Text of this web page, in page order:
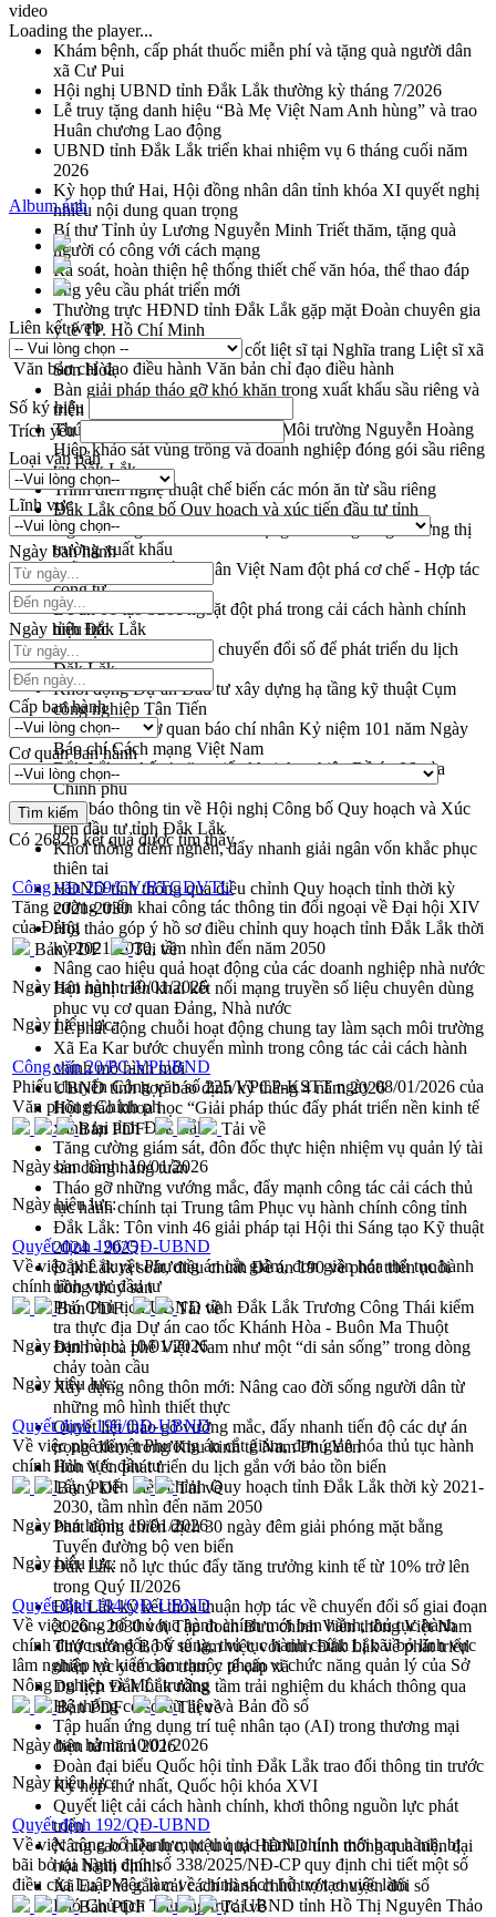
video
Loading the player...
Khám bệnh, cấp phát thuốc miễn phí và tặng quà người dân
xã Cư Pui
Hội nghị UBND tỉnh Đắk Lắk thường kỳ tháng 7/2026
Lễ truy tặng danh hiệu “Bà Mẹ Việt Nam Anh hùng” và trao
Huân chương Lao động
UBND tỉnh Đắk Lắk triển khai nhiệm vụ 6 tháng cuối năm
2026
Kỳ họp thứ Hai, Hội đồng nhân dân tỉnh khóa XI quyết nghị
nhiều nội dung quan trọng
Bí thư Tỉnh ủy Lương Nguyễn Minh Triết thăm, tặng quà
người có công với cách mạng
Rà soát, hoàn thiện hệ thống thiết chế văn hóa, thể thao đáp
ứng yêu cầu phát triển mới
Thường trực HĐND tỉnh Đắk Lắk gặp mặt Đoàn chuyên gia
y tế TP. Hồ Chí Minh
Lễ truy điệu và an táng hài cốt liệt sĩ tại Nghĩa trang Liệt sĩ xã
Sơn Hòa
Bàn giải pháp tháo gỡ khó khăn trong xuất khẩu sầu riêng và
triển khai quy định EUDR
Thứ trưởng Bộ Nông nghiệp và Môi trường Nguyễn Hoàng
Hiệp khảo sát vùng trồng và doanh nghiệp đóng gói sầu riêng
tại Đắk Lắk
Trình diễn nghệ thuật chế biến các món ăn từ sầu riêng
Đắk Lắk công bố Quy hoạch và xúc tiến đầu tư tỉnh
Ngành cá ngừ Đắk Lắk chủ động thích ứng để giữ vững thị
trường xuất khẩu
Diễn đàn Kinh tế tư nhân Việt Nam đột phá cơ chế - Hợp tác
công tư
Đề án 06 tạo bước ngoặt đột phá trong cải cách hành chính
tỉnh Đắk Lắk
Kết nối tour, đẩy mạnh chuyển đổi số để phát triển du lịch
Đắk Lắk
Khởi động Dự án Đầu tư xây dựng hạ tầng kỹ thuật Cụm
công nghiệp Tân Tiến
Gặp mặt các cơ quan báo chí nhân Kỷ niệm 101 năm Ngày
Báo chí Cách mạng Việt Nam
Đắk Lắk sơ kết 4 năm triển khai thực hiện Đề án 06 của
Chính phủ
Họp báo thông tin về Hội nghị Công bố Quy hoạch và Xúc
tiến đầu tư tỉnh Đắk Lắk
Khơi thông điểm nghẽn, đẩy nhanh giải ngân vốn khắc phục
thiên tai
HĐND tỉnh thông qua điều chỉnh Quy hoạch tỉnh thời kỳ
2021-2030
Hội thảo góp ý hồ sơ điều chỉnh quy hoạch tỉnh Đắk Lắk thời
kỳ 2021-2030, tầm nhìn đến năm 2050
Nâng cao hiệu quả hoạt động của các doanh nghiệp nhà nước
Hội nghị triển khai kết nối mạng truyền số liệu chuyên dùng
phục vụ cơ quan Đảng, Nhà nước
Lễ phát động chuỗi hoạt động chung tay làm sạch môi trường
Xã Ea Kar bước chuyển mình trong công tác cải cách hành
chính mô hình mới
UBND tỉnh họp báo định kỳ tháng 4 năm 2026
Hội thảo khoa học “Giải pháp thúc đẩy phát triển nền kinh tế
xanh tại tỉnh Đắk Lắk”
Tăng cường giám sát, đôn đốc thực hiện nhiệm vụ quản lý tài
sản công hàng tuần
Tháo gỡ những vướng mắc, đẩy mạnh công tác cải cách thủ
tục hành chính tại Trung tâm Phục vụ hành chính công tỉnh
Đắk Lắk: Tôn vinh 46 giải pháp tại Hội thi Sáng tạo Kỹ thuật
2024 - 2025
Đắk Lắk rà soát, điều chỉnh Đề án 190 về phát triển nuôi
trồng thủy sản
Phó Chủ tịch UBND tỉnh Đắk Lắk Trương Công Thái kiểm
tra thực địa Dự án cao tốc Khánh Hòa - Buôn Ma Thuột
Định vị cà phê Việt Nam như một “di sản sống” trong dòng
chảy toàn cầu
Xây dựng nông thôn mới: Nâng cao đời sống người dân từ
những mô hình thiết thực
Quyết liệt tháo gỡ vướng mắc, đẩy nhanh tiến độ các dự án
trọng điểm trong Khu kinh tế Nam Phú Yên
Hòn Yến phát triển du lịch gắn với bảo tồn biển
Lấy ý kiến điều chỉnh Quy hoạch tỉnh Đắk Lắk thời kỳ 2021-
2030, tầm nhìn đến năm 2050
Phát động chiến dịch 30 ngày đêm giải phóng mặt bằng
Tuyến đường bộ ven biển
Đắk Lắk nỗ lực thúc đẩy tăng trưởng kinh tế từ 10% trở lên
trong Quý II/2026
Đắk Lắk ký kết thỏa thuận hợp tác về chuyển đổi số giai đoạn
2026 – 2030 với Tập đoàn Bưu chính Viễn thông Việt Nam
Thứ trưởng Bộ Y tế làm việc với tỉnh Đắk Lắk về phát triển
nhân lực y tế cho trạm y tế cấp xã
Du lịch Đắk Lắk nâng tầm trải nghiệm du khách thông qua
Hệ thống cơ sở dữ liệu và Bản đồ số
Tập huấn ứng dụng trí tuệ nhân tạo (AI) trong thương mại
điện tử năm 2026
Đoàn đại biểu Quốc hội tỉnh Đắk Lắk trao đổi thông tin trước
Kỳ họp thứ nhất, Quốc hội khóa XVI
Quyết liệt cải cách hành chính, khơi thông nguồn lực phát
triển
Nâng cao hiệu lực, hiệu quả HĐND tỉnh thông qua hiện đại
hóa hành chính
Xã Ea Phê gắn cải cách hành chính với chuyển đổi số
Phó Chủ tịch Thường trực UBND tỉnh Hồ Thị Nguyên Thảo
Album ảnh
Liên kết web
Văn bản chỉ đạo điều hành Văn bản chỉ đạo điều hành
Số ký hiệu
Trích yếu
Loại văn bản
Lĩnh vực
Ngày ban hành
Ngày hiệu lực
Cấp ban hành
Cơ quan ban hành
Có 26826kết quả được tìm thấy
Công văn 269/CV/BTGDVTU
Tăng cường triển khai công tác thông tin đối ngoại về Đại hội XIV
của Đảng
Bản PDF
Tải về
Ngày ban hành:10/01/2026
Ngày hiệu lực:
Công văn 20/PC-VPUBND
Phiếu chuyển Công văn số 225/VPCP-KSTT ngày 08/01/2026 của
Văn phòng Chính ph
Bản PDF
Tải về
Ngày ban hành:10/01/2026
Ngày hiệu lực:
Quyết định 196/QĐ-UBND
Về việc phê duyệt Phương án cắt giảm, đơn giản hóa thủ tục hành
chính lĩnh vực đầu tư
Bản PDF
Tải về
Ngày ban hành:10/01/2026
Ngày hiệu lực:
Quyết định 196/QĐ-UBND
Về việc phê duyệt Phương án cắt giảm, đơn giản hóa thủ tục hành
chính lĩnh vực đầu tư
Bản PDF
Tải về
Ngày ban hành: 10/01/2026
Ngày hiệu lực:
Quyết định 194/QĐ-UBND
Về việc công bố thủ tục hành chính mới ban hành, thủ tục hành
chính được sửa đổi, bổ sung, thủ tục hành chính bị bãi bỏ lĩnh vực
lâm nghiệp và kiểm lâm thuộc phạm vi chức năng quản lý của Sở
Nông nghiệp và Môi trường
Bản PDF
Tải về
Ngày ban hành:10/01/2026
Ngày hiệu lực:
Quyết định 192/QĐ-UBND
Về việc công bố Danh mục thủ tục hành chính mới ban hành, bị
bãi bỏ tại Nghị định số 338/2025/NĐ-CP quy định chi tiết một số
điều của Luật Việc làm về chính sách hỗ trợ tạo việc làm
Bản PDF
Tải về